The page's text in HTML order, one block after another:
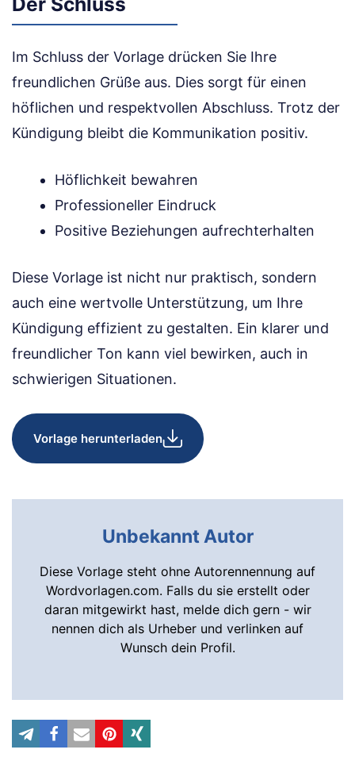
Im Schluss der Vorlage drücken Sie Ihre
freundlichen Grüße aus. Dies sorgt für einen
höflichen und respektvollen Abschluss. Trotz der
Kündigung bleibt die Kommunikation positiv.
Höflichkeit bewahren
Professioneller Eindruck
Positive Beziehungen aufrechterhalten
Diese Vorlage ist nicht nur praktisch, sondern
auch eine wertvolle Unterstützung, um Ihre
Kündigung effizient zu gestalten. Ein klarer und
freundlicher Ton kann viel bewirken, auch in
schwierigen Situationen.
Vorlage herunterladen
Unbekannt Autor
Diese Vorlage steht ohne Autorennennung auf
Wordvorlagen.com. Falls du sie erstellt oder
daran mitgewirkt hast, melde dich gern - wir
nennen dich als Urheber und verlinken auf
Wunsch dein Profil.